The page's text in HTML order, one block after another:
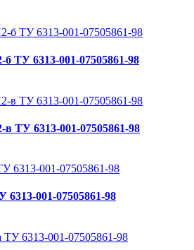
6313-001-07505861-98
6313-001-07505861-98
001-07505861-98